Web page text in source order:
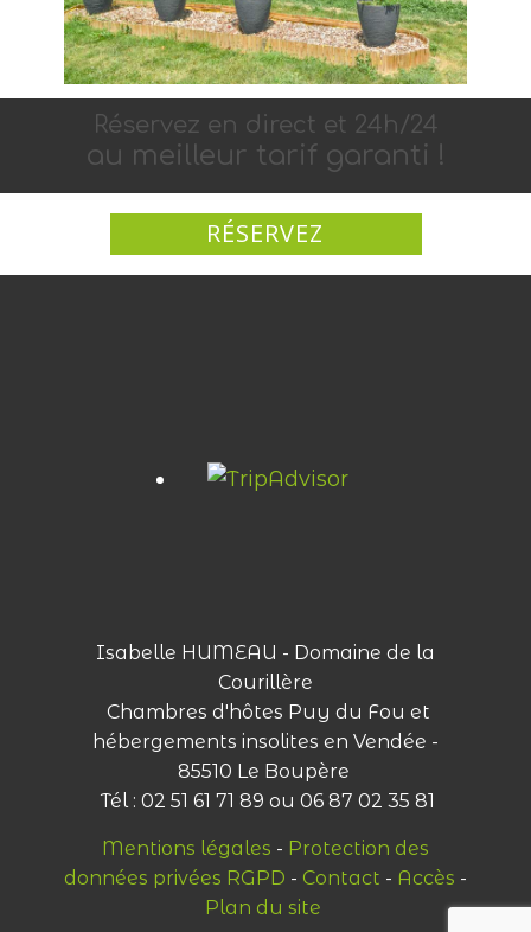
Réservez en di​rect et 24h​/2​​4
au meilleur tarif garanti !
RÉSERVEZ
Isabelle HUMEAU - Domaine de la
Courillère
Chambres d'hôtes Puy du Fou et
hébergements insolites en Vendée -
85510 Le Boupère
Tél : 02 51 61 71 89 ou 06 87 02 35 81
Mentions légales - Protection des
données privées RGPD - Contact - Accès -
Plan du site